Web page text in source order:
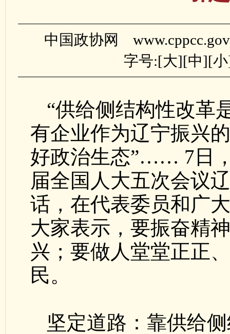
中国政协网
字号:[大][中][小
“供给侧结构性改革
有企业作为辽宁振兴
好政治生态”…… 7日
届全国人大五次会议
话，在代表委员和广
大家表示，要振奋精
兴；要做人堂堂正正
民。
坚定道路：靠供给